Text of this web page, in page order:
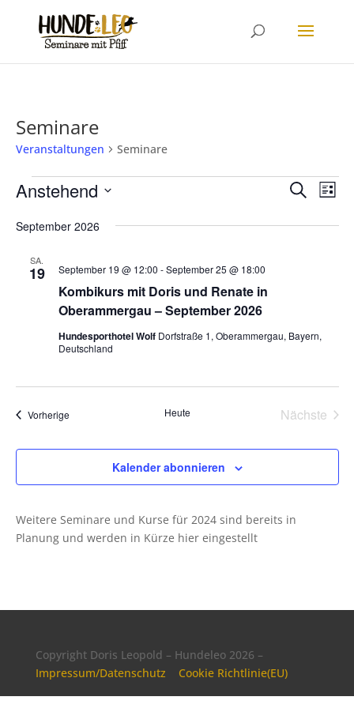
Seminare
Veranstaltungen Seminare
Veranstaltungen
und
SucheListe
Anstehend
wählen.
September 2026
SA.
19
Kombikurs mit Doris und Renate in
Oberammergau – September 2026
September 19 @ 12:00 -September 25 @ 18:00
Hundesporthotel Wolf Dorfstraße 1, Oberammergau, Bayern,
Deutschland
VorherigeVeranstaltungen Heute
Nächste
Kalender abonnieren
Weitere Seminare und Kurse für 2024 sind bereits in
Planung und werden in Kürze hier eingestellt
Copyright Doris Leopold – Hundeleo 2026 –
Impressum/Datenschutz
Cookie Richtlinie(EU)